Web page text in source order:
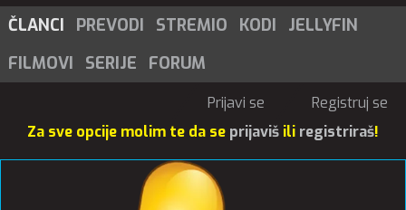
ČLANCI PREVODI STREMIO KODI
JELLYFIN
FILMOVI
SERIJE FORUM
Prijavi se
Registruj se
Za sve opcije molim te da se prijaviš ili registriraš!